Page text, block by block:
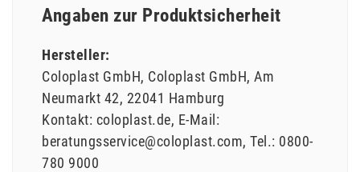
Angaben zur Produktsicherheit
Hersteller:
Coloplast GmbH Coloplast GmbH Am
Neumarkt 42 22041 Hamburg
Kontakt: coloplast.de E-Mail:
beratungsservice@coloplast.com Tel.: 0800-
780 9000